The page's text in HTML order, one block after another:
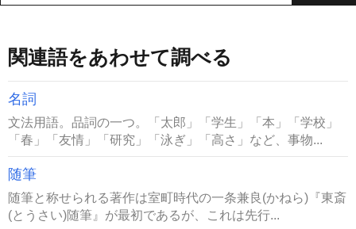
関連語をあわせて調べる
名詞
文法用語。品詞の一つ。「太郎」「学生」「本」「学校」
「春」「友情」「研究」「泳ぎ」「高さ」など、事物...
随筆
随筆と称せられる著作は室町時代の一条兼良(かねら)『東斎
(とうさい)随筆』が最初であるが、これは先行...